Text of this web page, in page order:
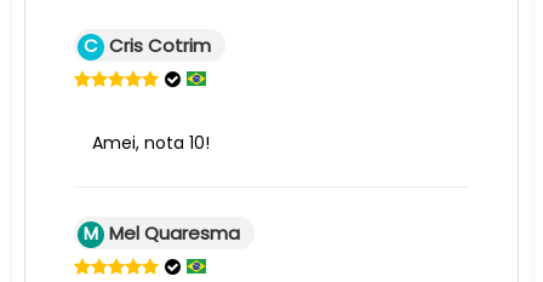
C Cris Cotrim
Amei, nota 10!
M Mel Quaresma